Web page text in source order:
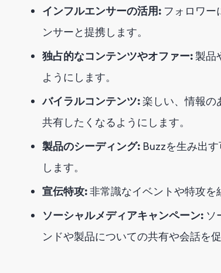
インフルエンサーの活用: フォロワー
ンサーと提携します。
独占的なコンテンツやオファー: 製品
ようにします。
バイラルコンテンツ:楽しい、情報の
共有したくなるようにします。
製品のシーディング: Buzzを生み出
します。
宣伝特攻:非常識なイベントや特攻を
ソーシャルメディアキャンペーン: ソ
ンドや製品についての共有や会話を促